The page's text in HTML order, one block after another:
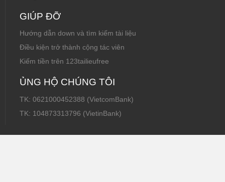
GIÚP ĐỠ
Hướng dẫn down và tìm kiếm tài liệu
Điều kiện trở thành cộng tác viên
Kiếm tiền trên 123tailieufree
ỦNG HỘ CHÚNG TÔI
TK: 0621000452388 (VietcomBank)
TK: 104873313796 (VietinBank)